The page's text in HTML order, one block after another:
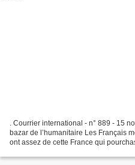
. Courrier international - n° 889 - 15
bazar de l’humanitaire Les Français
ont assez de cette France qui